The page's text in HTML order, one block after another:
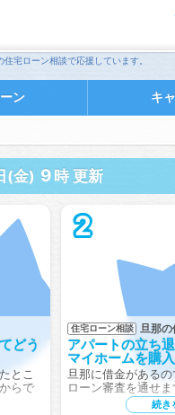
宅ローン相談で応援しています。
ン キ
(金) 9 時 更新
どう
とこ
らで
2
住宅ローン相談 旦那
アパートの立ち
マイホームを購
旦那に借金がある
ローン審査を通せ
続き